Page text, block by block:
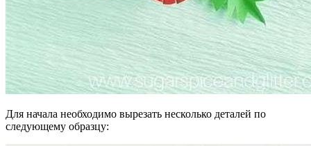
Для начала необходимо вырезать несколько деталей по
следующему образцу: